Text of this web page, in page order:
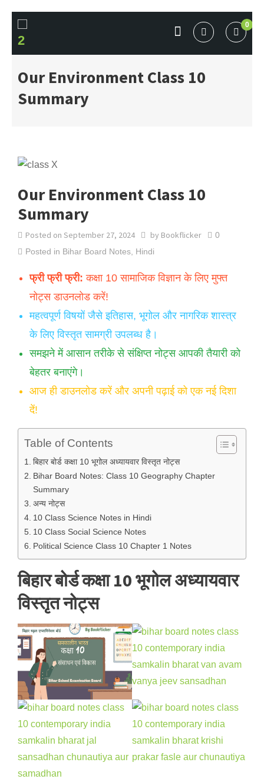
Skip
to
BOOKFLICKER NOTES
0
Our Environment Class 10
Summary
Our Environment Class 10
Summary
Posted on September 27, 2024 by Bookflicker
0
Posted in Bihar Board Notes Hindi
फ्री फ्री फ्री: कक्षा 10 सामाजिक विज्ञान के लिए मुफ्त
नोट्स डाउनलोड करें!
महत्वपूर्ण विषयों जैसे इतिहास, भूगोल और नागरिक शास्त्र
के लिए विस्तृत सामग्री उपलब्ध है।
समझने में आसान तरीके से संक्षिप्त नोट्स आपकी तैयारी को
बेहतर बनाएंगे।
आज ही डाउनलोड करें और अपनी पढ़ाई को एक नई दिशा
दें!
Table of Contents
बिहार बोर्ड कक्षा 10 भूगोल अध्यायवार विस्तृत नोट्स
Bihar Board Notes: Class 10 Geography Chapter
Summary
अन्य नोट्स
10 Class Science Notes in Hindi
10 Class Social Science Notes
Political Science Class 10 Chapter 1 Notes
बिहार बोर्ड कक्षा 10 भूगोल अध्यायवार
विस्तृत नोट्स